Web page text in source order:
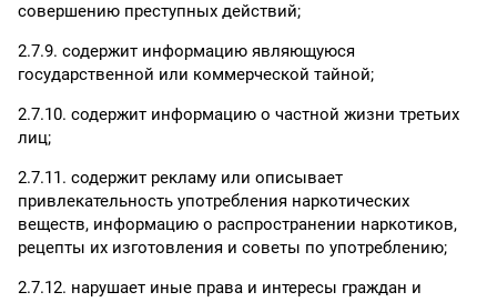
совершению преступных действий;
2.7.9. содержит информацию являющуюся
государственной или коммерческой тайной;
2.7.10. содержит информацию о частной жизни третьих
лиц;
2.7.11. содержит рекламу или описывает
привлекательность употребления наркотических
веществ, информацию о распространении наркотиков,
рецепты их изготовления и советы по употреблению;
2.7.12. нарушает иные права и интересы граждан и